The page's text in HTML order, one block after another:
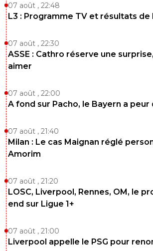
07 août , 22:48
L3 : Programme TV et résultats de
07 août , 22:30
ASSE : Cathro réserve une
aimer
07 août , 22:00
A fond sur Pacho, le Bayern a peur
07 août , 21:40
Milan : Le cas Maignan réglé
Amorim
07 août , 21:20
LOSC, Liverpool, Rennes, OM, le
end sur Ligue 1+
07 août , 21:00
Liverpool appelle le PSG pour